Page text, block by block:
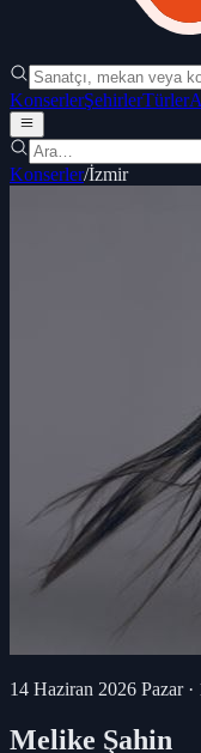
KonserlerŞehirlerTürler
Konserler/İzmir
14 Haziran 2026 Pazar·
Melike Şahin